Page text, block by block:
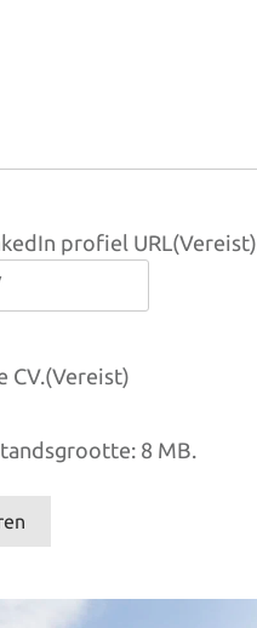
profiel URL(Vereist)
CV.(Vereist)
8 MB.